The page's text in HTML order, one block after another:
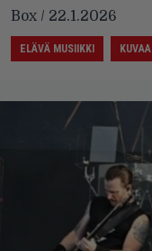
Box / 22.1.2026
ELÄVÄ MUSIIKKI KUVAA